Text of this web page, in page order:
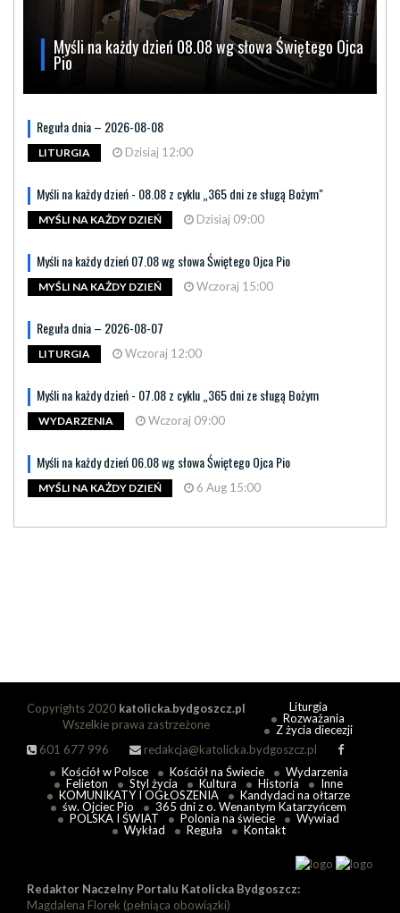
Myśli na każdy dzień 08.08 wg słowa Świętego Ojca
Pio
Reguła dnia – 2026-08-08
LITURGIA Dzisiaj 12:00
Myśli na każdy dzień - 08.08 z cyklu „365 dni ze sługą Bożym"
MYŚLI NA KAŻDY DZIEŃ Dzisiaj 09:00
Myśli na każdy dzień 07.08 wg słowa Świętego Ojca Pio
MYŚLI NA KAŻDY DZIEŃ Wczoraj 15:00
Reguła dnia – 2026-08-07
LITURGIA Wczoraj 12:00
Myśli na każdy dzień - 07.08 z cyklu „365 dni ze sługą Bożym
WYDARZENIA Wczoraj 09:00
Myśli na każdy dzień 06.08 wg słowa Świętego Ojca Pio
MYŚLI NA KAŻDY DZIEŃ 6 Aug 15:00
Copyrights 2020 katolicka.bydgoszcz.pl
Wszelkie prawa zastrzeżone
601 677 996
redakcja@katolicka.bydgoszcz.pl
Liturgia
Rozważania
Z życia diecezji
Kościół w Polsce Kościół na Świecie
Wydarzenia
Felieton
Styl życia Kultura Historia
Inne
KOMUNIKATY I OGŁOSZENIA
Kandydaci na ołtarze
św. Ojciec Pio
365 dni z o. Wenantym Katarzyńcem
POLSKA I ŚWIAT
Polonia na świecie
Wywiad
Wykład
Reguła Kontakt
Redaktor Naczelny Portalu Katolicka Bydgoszcz:
Magdalena Florek (pełniąca obowiązki)